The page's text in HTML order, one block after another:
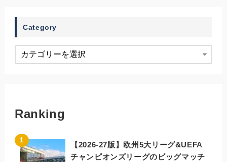
Category
Ranking
【2026-27版】欧州5大リーグ&UEFA
チャンピオンズリーグのビッグマッチ